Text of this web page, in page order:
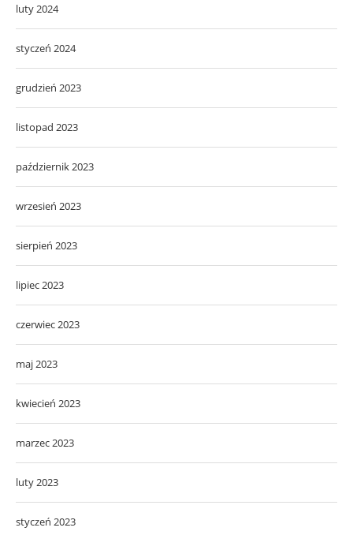
luty 2024
styczeń 2024
grudzień 2023
listopad 2023
październik 2023
wrzesień 2023
sierpień 2023
lipiec 2023
czerwiec 2023
maj 2023
kwiecień 2023
marzec 2023
luty 2023
styczeń 2023